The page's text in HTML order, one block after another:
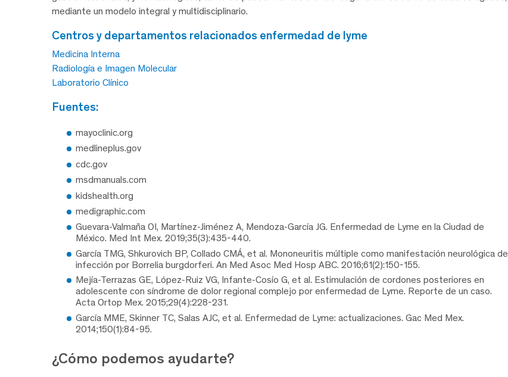
mediante un modelo integral y multidisciplinario.
centros y departamentos relacionados enfermedad de lyme
Medicina Interna
Radiología e Imagen Molecular
Laboratorio Clínico
fuentes:
mayoclinic.org
medlineplus.gov
cdc.gov
msdmanuals.com
kidshealth.org
medigraphic.com
Guevara-Valmaña OI, Martínez-Jiménez A, Mendoza-García JG. Enfermedad de Lyme en la Ciudad de
México. Med Int Mex. 2019;35(3):435-440.
García TMG, Shkurovich BP, Collado CMÁ, et al. Mononeuritis múltiple como manifestación neurológica de
infección por Borrelia burgdorferi. An Med Asoc Med Hosp ABC. 2016;61(2):150-155.
Mejía-Terrazas GE, López-Ruiz VG, Infante-Cosío G, et al. Estimulación de cordones posteriores en
adolescente con síndrome de dolor regional complejo por enfermedad de Lyme. Reporte de un caso.
Acta Ortop Mex. 2015;29(4):228-231.
García MME, Skinner TC, Salas AJC, et al. Enfermedad de Lyme: actualizaciones. Gac Med Mex.
2014;150(1):84-95.
¿Cómo podemos ayudarte?